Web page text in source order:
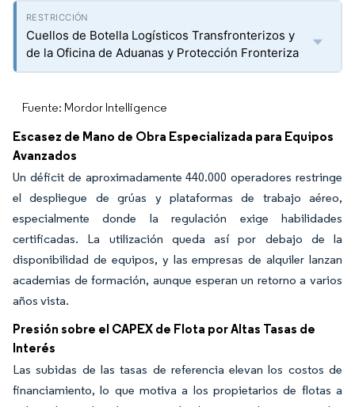
Cuellos de Botella Logísticos Transfronterizos y
de la Oficina de Aduanas y Protección Fronteriza
Fuente: Mordor Intelligence
Escasez de Mano de Obra Especializada para Equipos
Avanzados
Un déficit de aproximadamente 440.000 operadores restringe
el despliegue de grúas y plataformas de trabajo aéreo,
especialmente donde la regulación exige habilidades
certificadas. La utilización queda así por debajo de la
disponibilidad de equipos, y las empresas de alquiler lanzan
academias de formación, aunque esperan un retorno a varios
años vista.
Presión sobre el CAPEX de Flota por Altas Tasas de
Interés
Las subidas de las tasas de referencia elevan los costos de
financiamiento, lo que motiva a los propietarios de flotas a